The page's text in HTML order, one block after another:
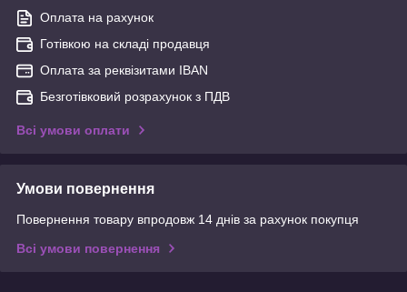
Оплата на рахунок
Готівкою на складі продавця
Оплата за реквізитами IBAN
Безготівковий розрахунок з ПДВ
Всі умови оплати
Умови повернення
Повернення товару впродовж 14 днів за рахунок покупця
Всі умови повернення